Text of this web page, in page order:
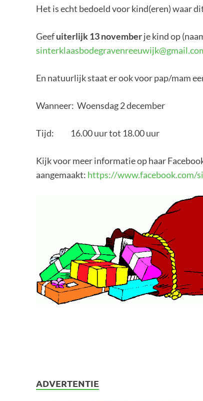
Het is echt bedoeld voor kind(eren) waar
Geefuiterlijk 13 novemberje kind op
En natuurlijk staat er ook voor pap/mam
Wanneer: Woensdag 2 december
Tijd: 16.00 uur tot 18.00 uur
Kijk voor meer informatie op haar
aangemaakt: https://www.facebook.com/
ADVERTENTIE